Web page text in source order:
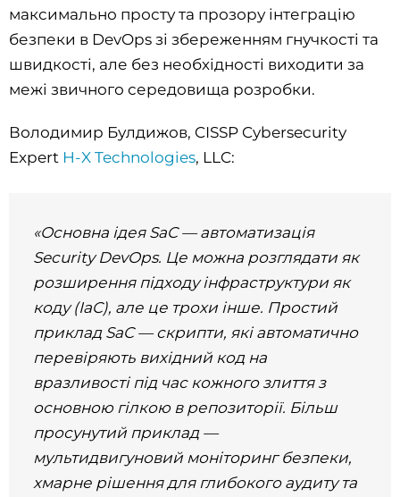
максимально просту та прозору інтеграцію
безпеки в DevOps зі збереженням гнучкості та
швидкості, але без необхідності виходити за
межі звичного середовища розробки.
Володимир Булдижов, CISSP Cybersecurity
Expert H-X Technologies, LLC:
«Основна ідея SaC — автоматизація
Security DevOps. Це можна розглядати як
розширення підходу інфраструктури як
коду (IaC), але це трохи інше. Простий
приклад SaC — скрипти, які автоматично
перевіряють вихідний код на
вразливості під час кожного злиття з
основною гілкою в репозиторії. Більш
просунутий приклад —
мультидвигуновий моніторинг безпеки,
хмарне рішення для глибокого аудиту та